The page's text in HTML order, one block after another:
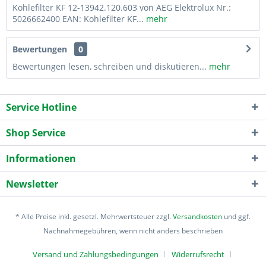
Kohlefilter KF 12-13942.120.603 von AEG Elektrolux Nr.:
5026662400 EAN: Kohlefilter KF... mehr
Bewertungen
0
Bewertungen lesen, schreiben und diskutieren... mehr
Service Hotline
Shop Service
Informationen
Newsletter
* Alle Preise inkl. gesetzl. Mehrwertsteuer zzgl.Versandkosten und ggf.
Nachnahmegebühren, wenn nicht anders beschrieben
Versand und Zahlungsbedingungen Widerrufsrecht